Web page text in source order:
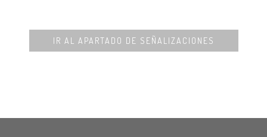
IR AL APARTADO DE SEÑALIZACIONES